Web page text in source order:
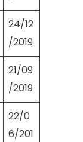
24/12
/2019
21/09
/2019
22/0
6/201